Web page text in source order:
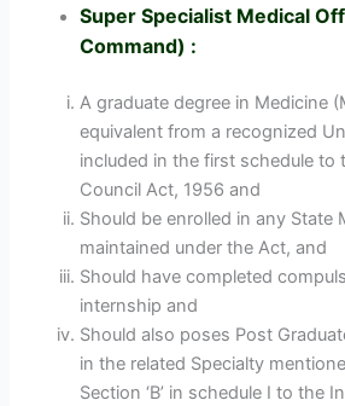
Super Specialist Medical
Command) :
A graduate degree in Medicine
equivalent from a recognized
included in the first schedule to
Council Act, 1956 and
Should be enrolled in any State
maintained under the Act, and
Should have completed
internship and
Should also poses Post
in the related Specialty
Section ‘B’ in schedule I to the